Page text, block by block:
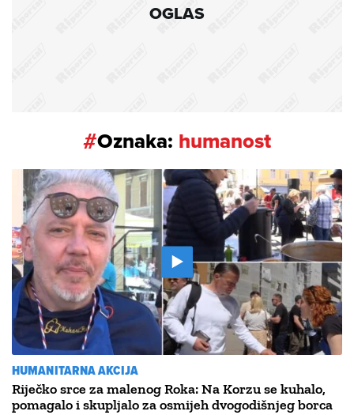
OGLAS
#Oznaka: humanost
HUMANITARNA AKCIJA
Riječko srce za malenog Roka: Na Korzu se kuhalo,
pomagalo i skupljalo za osmijeh dvogodišnjeg borca